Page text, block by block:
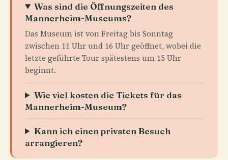
Was sind die Öffnungszeiten des
Mannerheim-Museums?
Das Museum ist von Freitag bis Sonntag
zwischen 11 Uhr und 16 Uhr geöffnet, wobei die
letzte geführte Tour spätestens um 15 Uhr
beginnt.
Wie viel kosten die Tickets für das
Mannerheim-Museum?
Kann ich einen privaten Besuch
arrangieren?